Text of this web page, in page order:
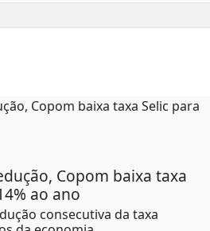
Copom baixa taxa
ao ano
consecutiva da taxa